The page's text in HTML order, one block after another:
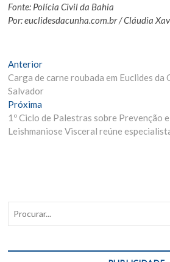
Fonte: Polícia Civil da Bahia
Por: euclidesdacunha.com.br / Cláudia
Navegação
de
Post
AnteriorMatéria
Anterior:
Carga de carne roubada em Euclides da
Salvador
Próxima
Materia:
1º Ciclo de Palestras sobre Prevenção
Leishmaniose Visceral reúne